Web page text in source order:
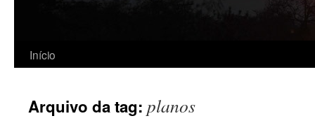
Início
Arquivo da tag: planos